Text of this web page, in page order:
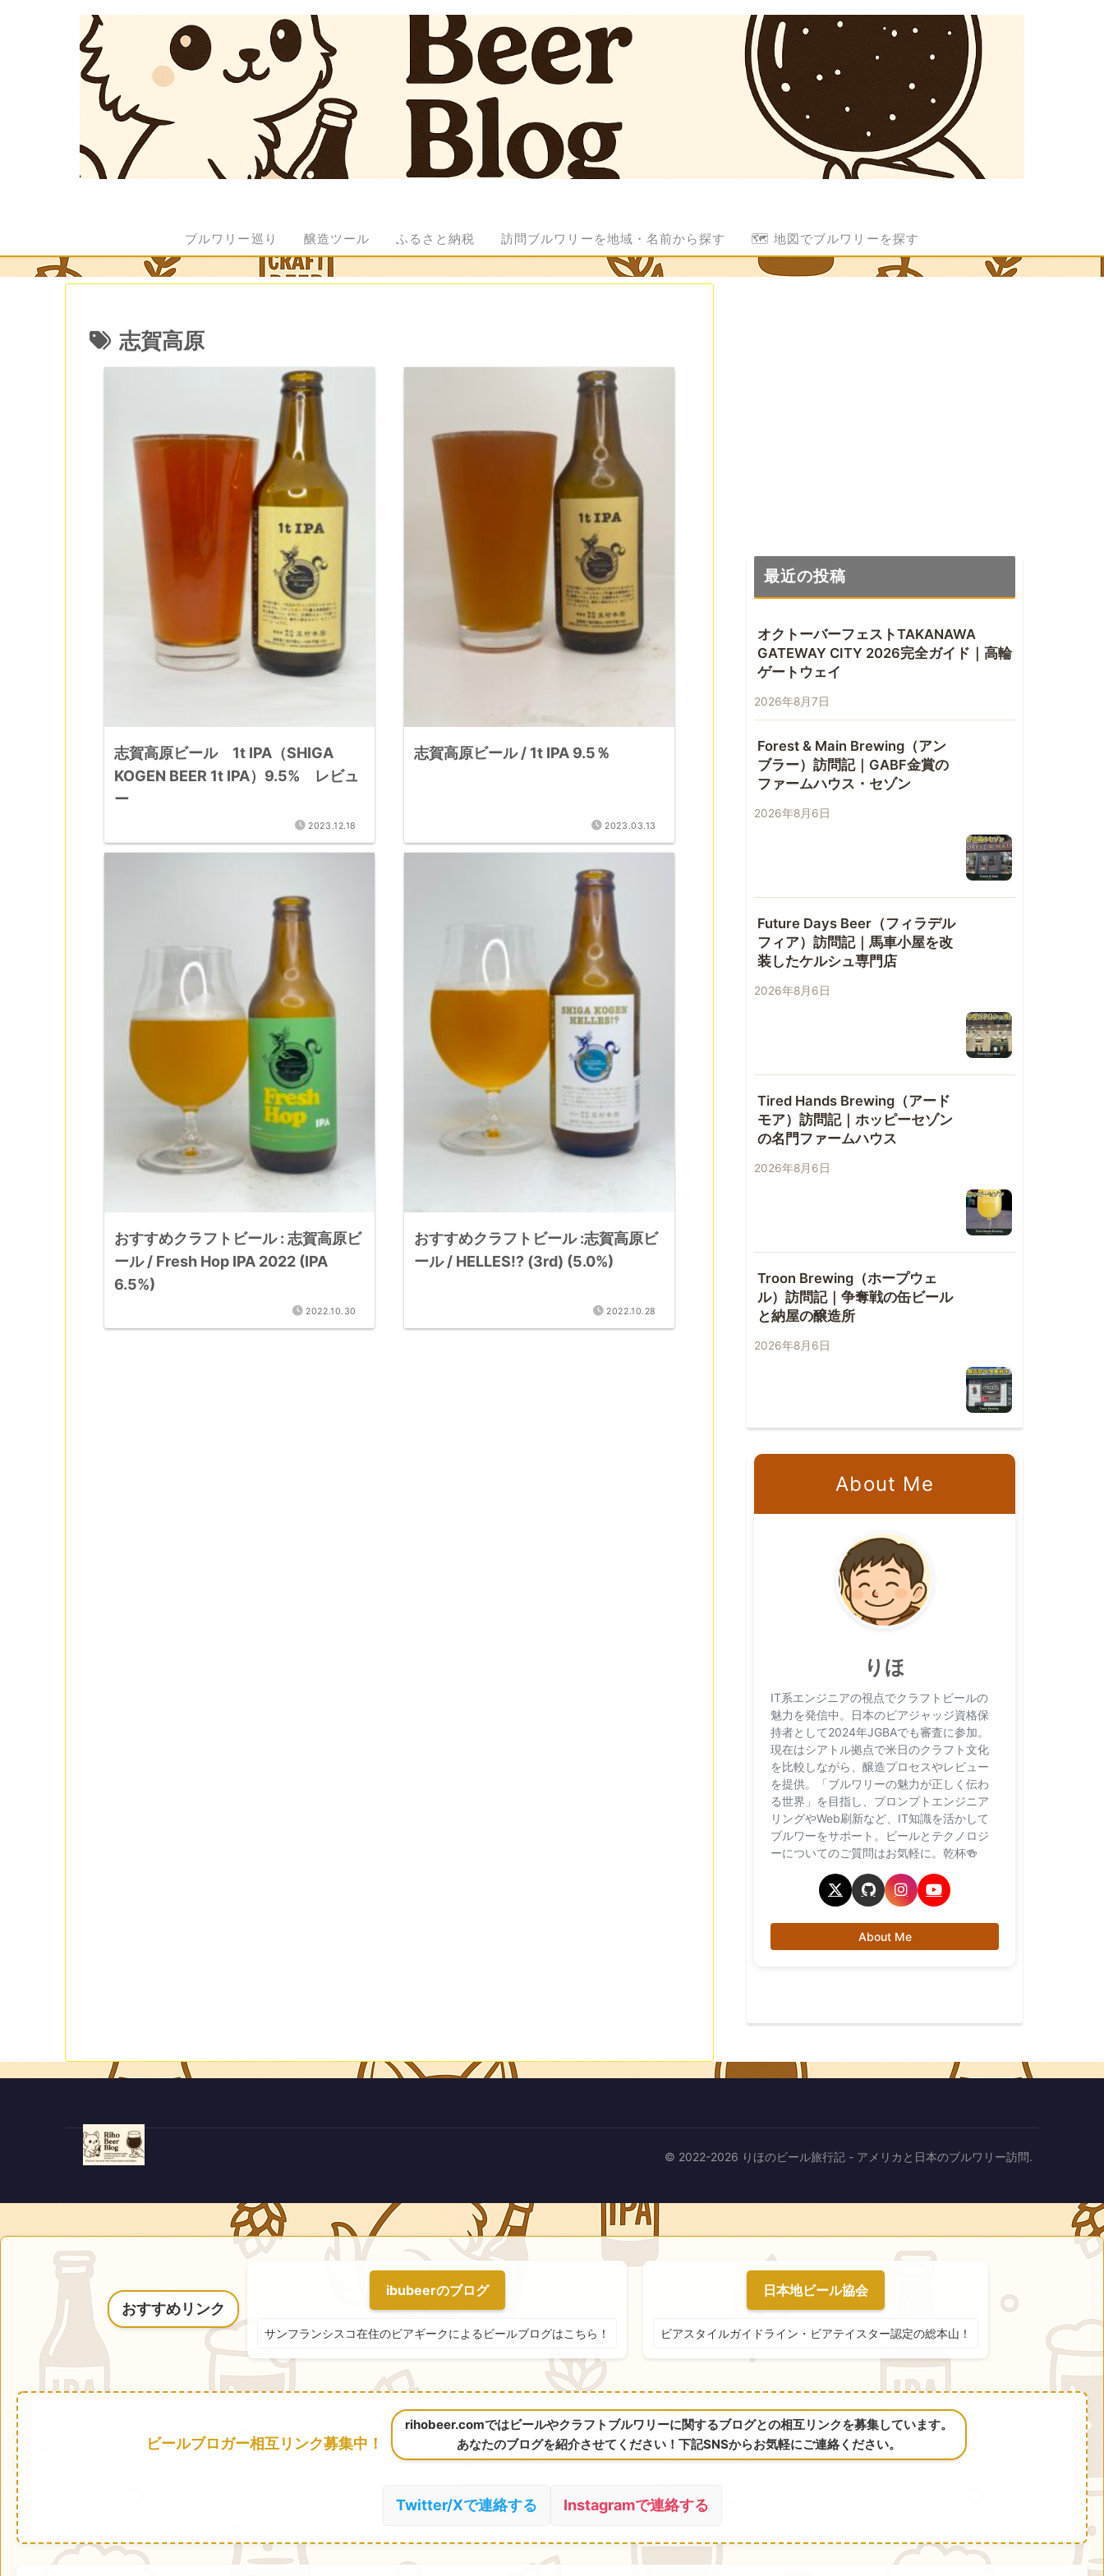
ブルワリー巡り 醸造ツール ふるさと納税 訪問ブルワリーを地域・名前から探す 🗺️ 地図でブルワリーを探す
志賀高原
志賀高原ビール 1t IPA（SHIGA
KOGEN BEER 1t IPA）9.5% レビュ
ー
2023.12.18
志賀高原ビール / 1t IPA 9.5％
2023.03.13
おすすめクラフトビール : 志賀高原ビ
ール / Fresh Hop IPA 2022 (IPA
6.5%)
2022.10.30
おすすめクラフトビール :志賀高原ビ
ール / HELLES!? (3rd) (5.0%)
2022.10.28
最近の投稿
オクトーバーフェストTAKANAWA
GATEWAY CITY 2026完全ガイド｜高輪
ゲートウェイ
2026年8月7日
Forest & Main Brewing（アン
ブラー）訪問記｜GABF金賞の
ファームハウス・セゾン
2026年8月6日
Future Days Beer（フィラデル
フィア）訪問記｜馬車小屋を改
装したケルシュ専門店
2026年8月6日
Tired Hands Brewing（アード
モア）訪問記｜ホッピーセゾン
の名門ファームハウス
2026年8月6日
Troon Brewing（ホープウェ
ル）訪問記｜争奪戦の缶ビール
と納屋の醸造所
2026年8月6日
About Me
りほ
IT系エンジニアの視点でクラフトビールの
魅力を発信中。日本のビアジャッジ資格保
持者として2024年JGBAでも審査に参加。
現在はシアトル拠点で米日のクラフト文化
を比較しながら、醸造プロセスやレビュー
を提供。「ブルワリーの魅力が正しく伝わ
る世界」を目指し、プロンプトエンジニア
リングやWeb刷新など、IT知識を活かして
ブルワーをサポート。ビールとテクノロジ
ーについてのご質問はお気軽に。乾杯🍻
About Me
© 2022-2026 りほのビール旅行記 - アメリカと日本のブルワリー訪問.
おすすめリンク
ibubeerのブログ
サンフランシスコ在住のビアギークによるビールブログはこちら！
日本地ビール協会
ビアスタイルガイドライン・ビアテイスター認定の総本山！
ビールブロガー相互リンク募集中！
rihobeer.comではビールやクラフトブルワリーに関するブログとの相互リンクを募集しています。
あなたのブログを紹介させてください！下記SNSからお気軽にご連絡ください。
Twitter/Xで連絡する Instagramで連絡する